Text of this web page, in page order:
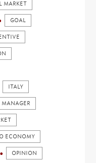
MARKET
GOAL
ITALY
MANAGER
ECONOMY
OPINION